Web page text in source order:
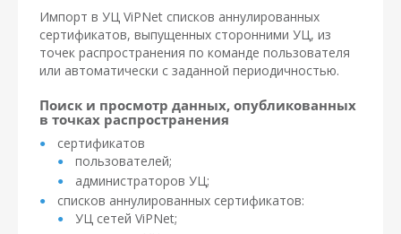
Импорт в УЦ ViPNet списков аннулированных
сертификатов, выпущенных сторонними УЦ, из
точек распространения по команде пользователя
или автоматически с заданной периодичностью.
Поиск и просмотр данных, опубликованных
в точках распространения
сертификатов
пользователей;
администраторов УЦ;
списков аннулированных сертификатов:
УЦ сетей ViPNet;